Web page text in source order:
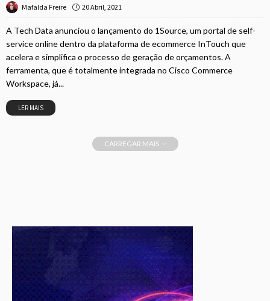
Mafalda Freire 20 Abril, 2021
A Tech Data anunciou o lançamento do 1Source, um portal de self-
service online dentro da plataforma de ecommerce InTouch que
acelera e simplifica o processo de geração de orçamentos. A
ferramenta, que é totalmente integrada no Cisco Commerce
Workspace, já...
LER MAIS
CARREGAR MAIS